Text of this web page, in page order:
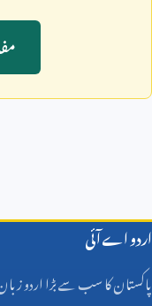
اردو اے آئی
پاکستان کا سب سے بڑا اردو